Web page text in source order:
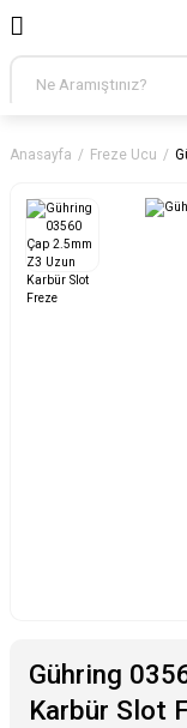
Anasayfa Freze Ucu
Gühring
Karbür Slot